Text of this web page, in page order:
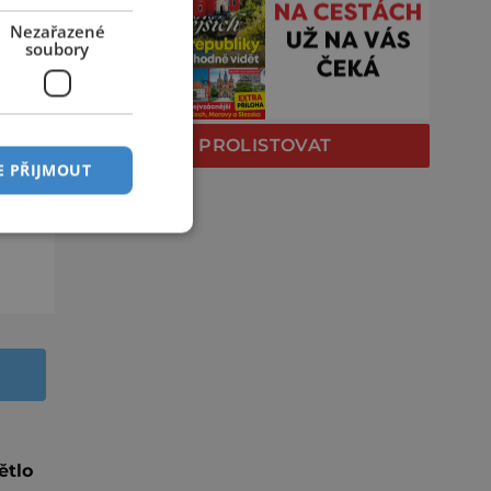
PROLISTOVAT
Nezařazené
soubory
PŘIJMOUT